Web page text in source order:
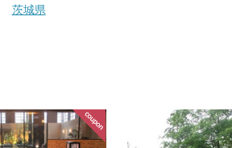
茨城県